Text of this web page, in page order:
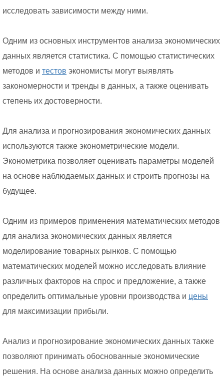
исследовать зависимости между ними.
Одним из основных инструментов анализа экономических
данных является статистика. С помощью статистических
методов и тестов экономисты могут выявлять
закономерности и тренды в данных, а также оценивать
степень их достоверности.
Для анализа и прогнозирования экономических данных
используются также эконометрические модели.
Эконометрика позволяет оценивать параметры моделей
на основе наблюдаемых данных и строить прогнозы на
будущее.
Одним из примеров применения математических методов
для анализа экономических данных является
моделирование товарных рынков. С помощью
математических моделей можно исследовать влияние
различных факторов на спрос и предложение, а также
определить оптимальные уровни производства и цены
для максимизации прибыли.
Анализ и прогнозирование экономических данных также
позволяют принимать обоснованные экономические
решения. На основе анализа данных можно определить